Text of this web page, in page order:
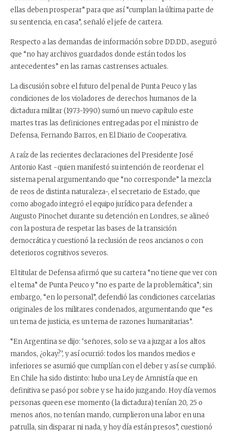
ellas deben prosperar” para que así “cumplan la última parte de
su sentencia, en casa”, señaló el jefe de cartera.
Respecto a las demandas de información sobre DD.DD., aseguró
que “no hay archivos guardados donde están todos los
antecedentes” en las ramas castrenses actuales.
La discusión sobre el futuro del penal de Punta Peuco y las
condiciones de los violadores de derechos humanos de la
dictadura militar (1973-1990) sumó un nuevo capítulo este
martes tras las definiciones entregadas por el ministro de
Defensa, Fernando Barros, en El Diario de Cooperativa.
A raíz de las recientes declaraciones del Presidente José
Antonio Kast -quien manifestó su intención de reordenar el
sistema penal argumentando que “no corresponde” la mezcla
de reos de distinta naturaleza-, el secretario de Estado, que
como abogado integró el equipo jurídico para defender a
Augusto Pinochet durante su detención en Londres, se alineó
con la postura de respetar las bases de la transición
democrática y cuestionó la reclusión de reos ancianos o con
deterioros cognitivos severos.
El titular de Defensa afirmó que su cartera “no tiene que ver con
el tema” de Punta Peuco y “no es parte de la problemática”; sin
embargo, “en lo personal”, defendió las condiciones carcelarias
originales de los militares condenados, argumentando que “es
un tema de justicia, es un tema de razones humanitarias”.
“En Argentina se dijo: ‘señores, solo se va a juzgar a los altos
mandos, ¿okay?’, y así ocurrió: todos los mandos medios e
inferiores se asumió que cumplían con el deber y así se cumplió.
En Chile ha sido distinto: hubo una Ley de Amnistía que en
definitiva se pasó por sobre y se ha ido juzgando. Hoy día vemos
personas queen ese momento (la dictadura) tenían 20, 25 o
menos años, no tenían mando, cumplieron una labor en una
patrulla, sin disparar ni nada, y hoy día están presos”, cuestionó